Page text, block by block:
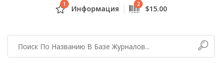
1 Информация 2 $15.00